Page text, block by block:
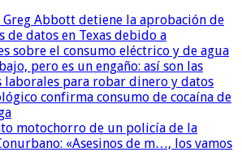
Greg Abbott detiene la aprobación de
de datos en Texas debido a
sobre el consumo eléctrico y de agua
pero es un engaño: así son las
laborales para robar dinero y datos
confirma consumo de cocaína de
motochorro de un policía de la
«Asesinos de m…, los vamos